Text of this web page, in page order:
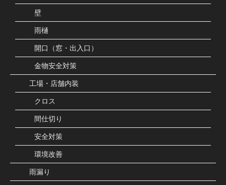
壁
雨樋
開口（窓・出入口）
金物安全対策
工場・店舗内装
クロス
間仕切り
安全対策
環境改善
雨漏り